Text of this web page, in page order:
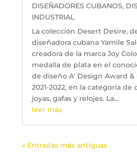
DISEÑADORES CUBANOS,
INDUSTRIAL
La colección Desert Desire,
diseñadora cubana Yamile
creadora de la marca Joy
medalla de plata en el
de diseño A’ Design Award
2021-2022, en la categoría de
joyas, gafas y relojes. La...
leer más
« Entradas más antiguas